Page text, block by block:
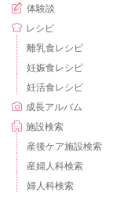
体験談
レシピ
離乳食レシピ
妊娠食レシピ
妊活食レシピ
成長アルバム
施設検索
産後ケア施設検索
産婦人科検索
婦人科検索